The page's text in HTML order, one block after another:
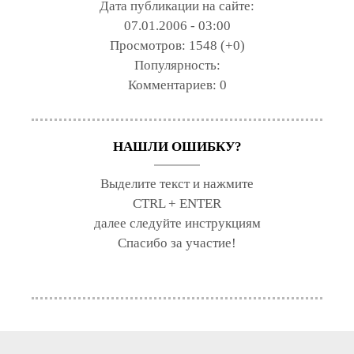
Дата публикации на сайте:
07.01.2006 - 03:00
Просмотров: 1548 (+0)
Популярность:
Комментариев: 0
НАШЛИ ОШИБКУ?
Выделите текст и нажмите
CTRL + ENTER
далее следуйте инструкциям
Спасибо за участие!